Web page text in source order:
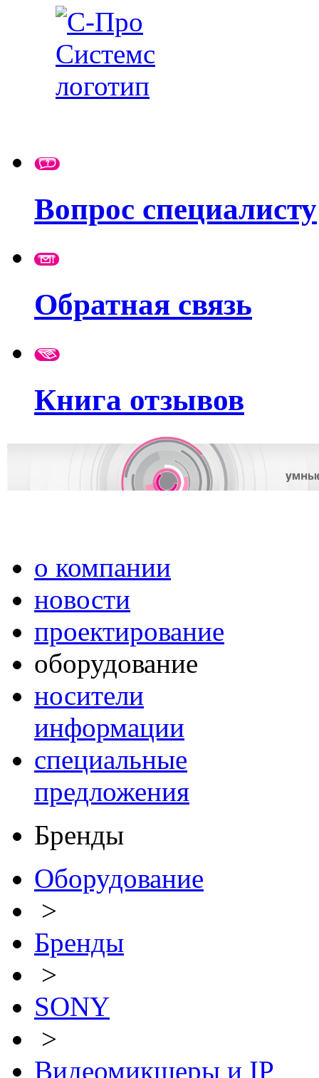
Вопрос специалисту
Обратная связь
Книга отзывов
о компании
новости
проектирование
оборудование
носители
информации
специальные
предложения
Бренды
Оборудование
>
Бренды
>
SONY
>
Видеомикшеры и IP